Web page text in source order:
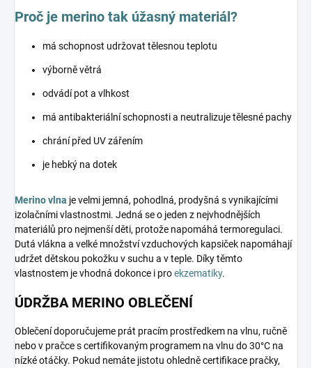
Proč je merino tak úžasný materiál?
má schopnost udržovat tělesnou teplotu
výborně větrá
odvádí pot a vlhkost
má antibakteriální schopnosti a neutralizuje tělesné pachy
chrání před UV zářením
je hebký na dotek
Merino vlna je velmi jemná, pohodlná, prodyšná s vynikajícími
izolačními vlastnostmi. Jedná se o jeden z nejvhodnějších
materiálů pro nejmenší děti, protože napomáhá termoregulaci.
Dutá vlákna a velké množství vzduchových kapsiček napomáhají
udržet dětskou pokožku v suchu a v teple. Díky těmto
vlastnostem je vhodná dokonce i proekzematiky.
ÚDRŽBA MERINO OBLEČENÍ
Oblečení doporučujeme prát pracím prostředkem na vlnu, ručně
nebo v pračce s certifikovaným programem na vlnu do 30°C na
nízké otáčky. Pokud nemáte jistotu ohledně certifikace pračky,